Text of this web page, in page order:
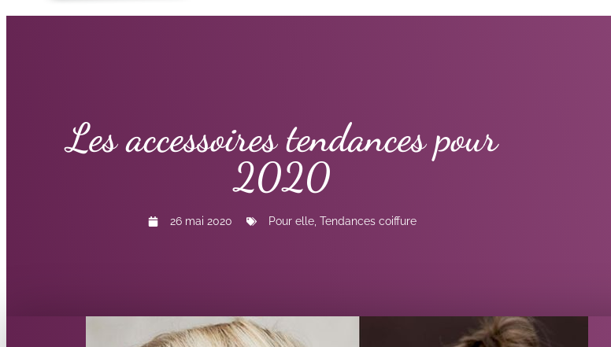
Les accessoires tendances pour
2020
26 mai 2020 Pour elle, Tendances coiffure